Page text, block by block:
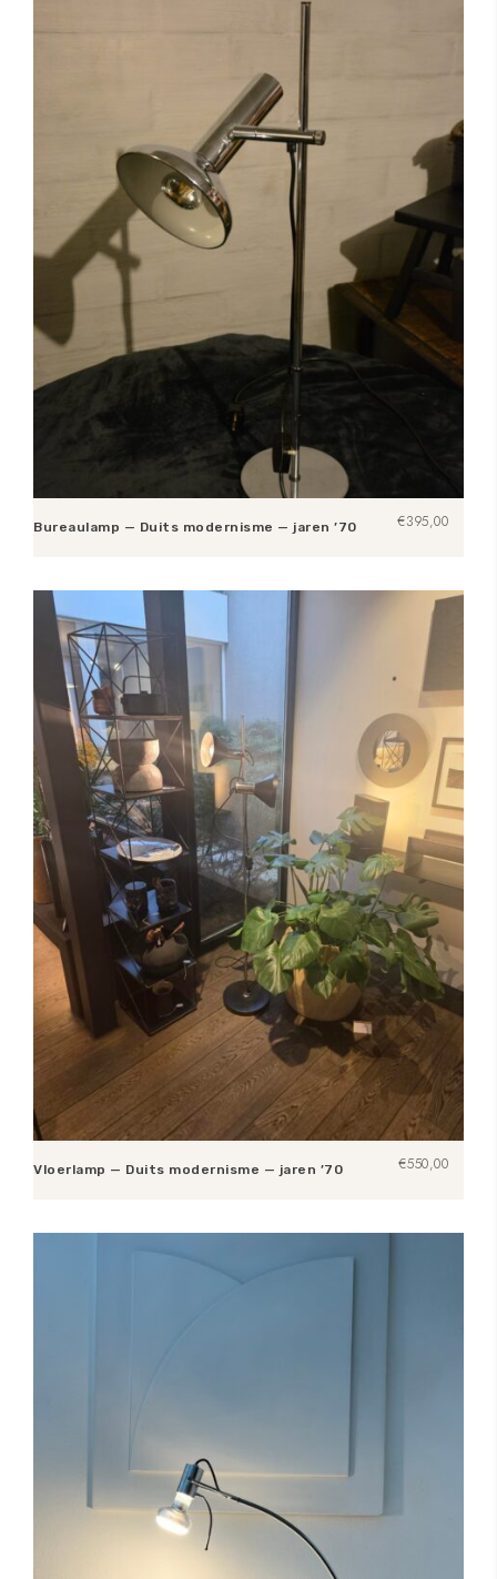
Bureaulamp — Duits modernisme — jaren ’70 €395,00
Vloerlamp — Duits modernisme — jaren ’70 €550,00